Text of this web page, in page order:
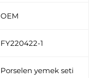
OEM
FY220422-1
Porselen yemek seti